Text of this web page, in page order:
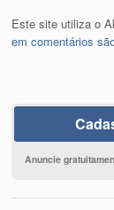
Este site utiliza o
em comentários
Anuncie